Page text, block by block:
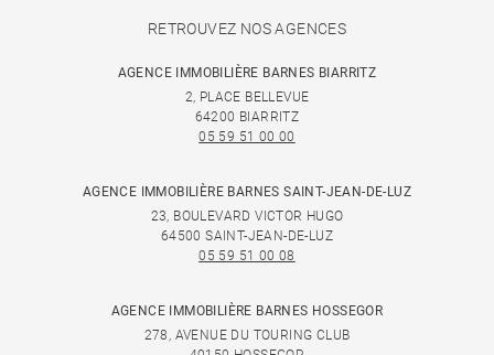
RETROUVEZ NOS AGENCES
AGENCE IMMOBILIÈRE BARNES BIARRITZ
2, PLACE BELLEVUE
64200 BIARRITZ
05 59 51 00 00
AGENCE IMMOBILIÈRE BARNES SAINT-JEAN-DE-LUZ
23, BOULEVARD VICTOR HUGO
64500 SAINT-JEAN-DE-LUZ
05 59 51 00 08
AGENCE IMMOBILIÈRE BARNES HOSSEGOR
278, AVENUE DU TOURING CLUB